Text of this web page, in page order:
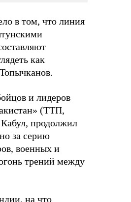
в том, что линия
как
и лидеров
(ТТП,
продолжил
за серию
военных и
трений между
на что